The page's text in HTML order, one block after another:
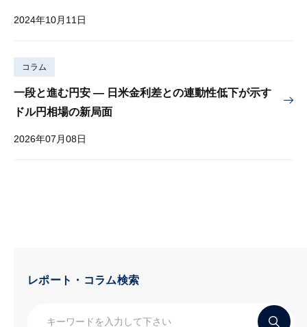
2024年10月11日
コラム
一段と進む円安 — 日米金利差との連動性低下が示す
ドル円相場の新局面
2026年07月08日
レポート・コラム検索